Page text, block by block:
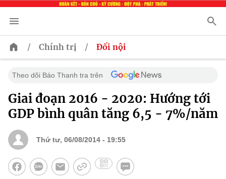
/ Chính trị / Đối nội
Theo dõi Báo Thanh tra trên
Giai đoạn 2016 - 2020: Hướng tới
GDP bình quân tăng 6,5 - 7%/năm
Thứ tư, 06/08/2014 - 19:55